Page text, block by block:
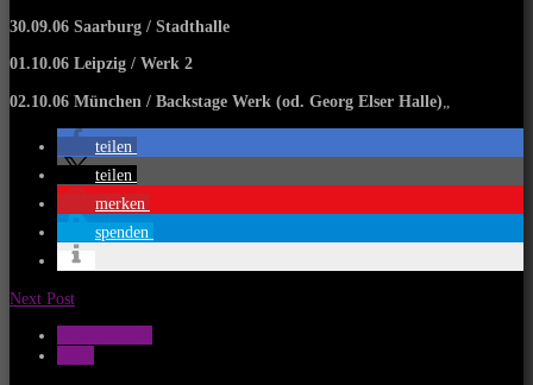
30.09.06 Saarburg / Stadthalle
01.10.06 Leipzig / Werk 2
02.10.06 München / Backstage Werk (od. Georg Elser Halle)
teilen
teilen
merken
spenden
Next Post